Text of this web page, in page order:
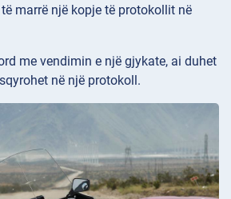
marrë një kopje të protokollit në
me vendimin e një gjykate, ai duhet
në një protokoll.